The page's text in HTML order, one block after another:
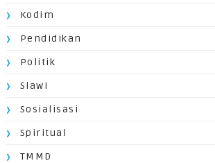
Kodim
Pendidikan
Politik
Slawi
Sosialisasi
Spiritual
TMMD